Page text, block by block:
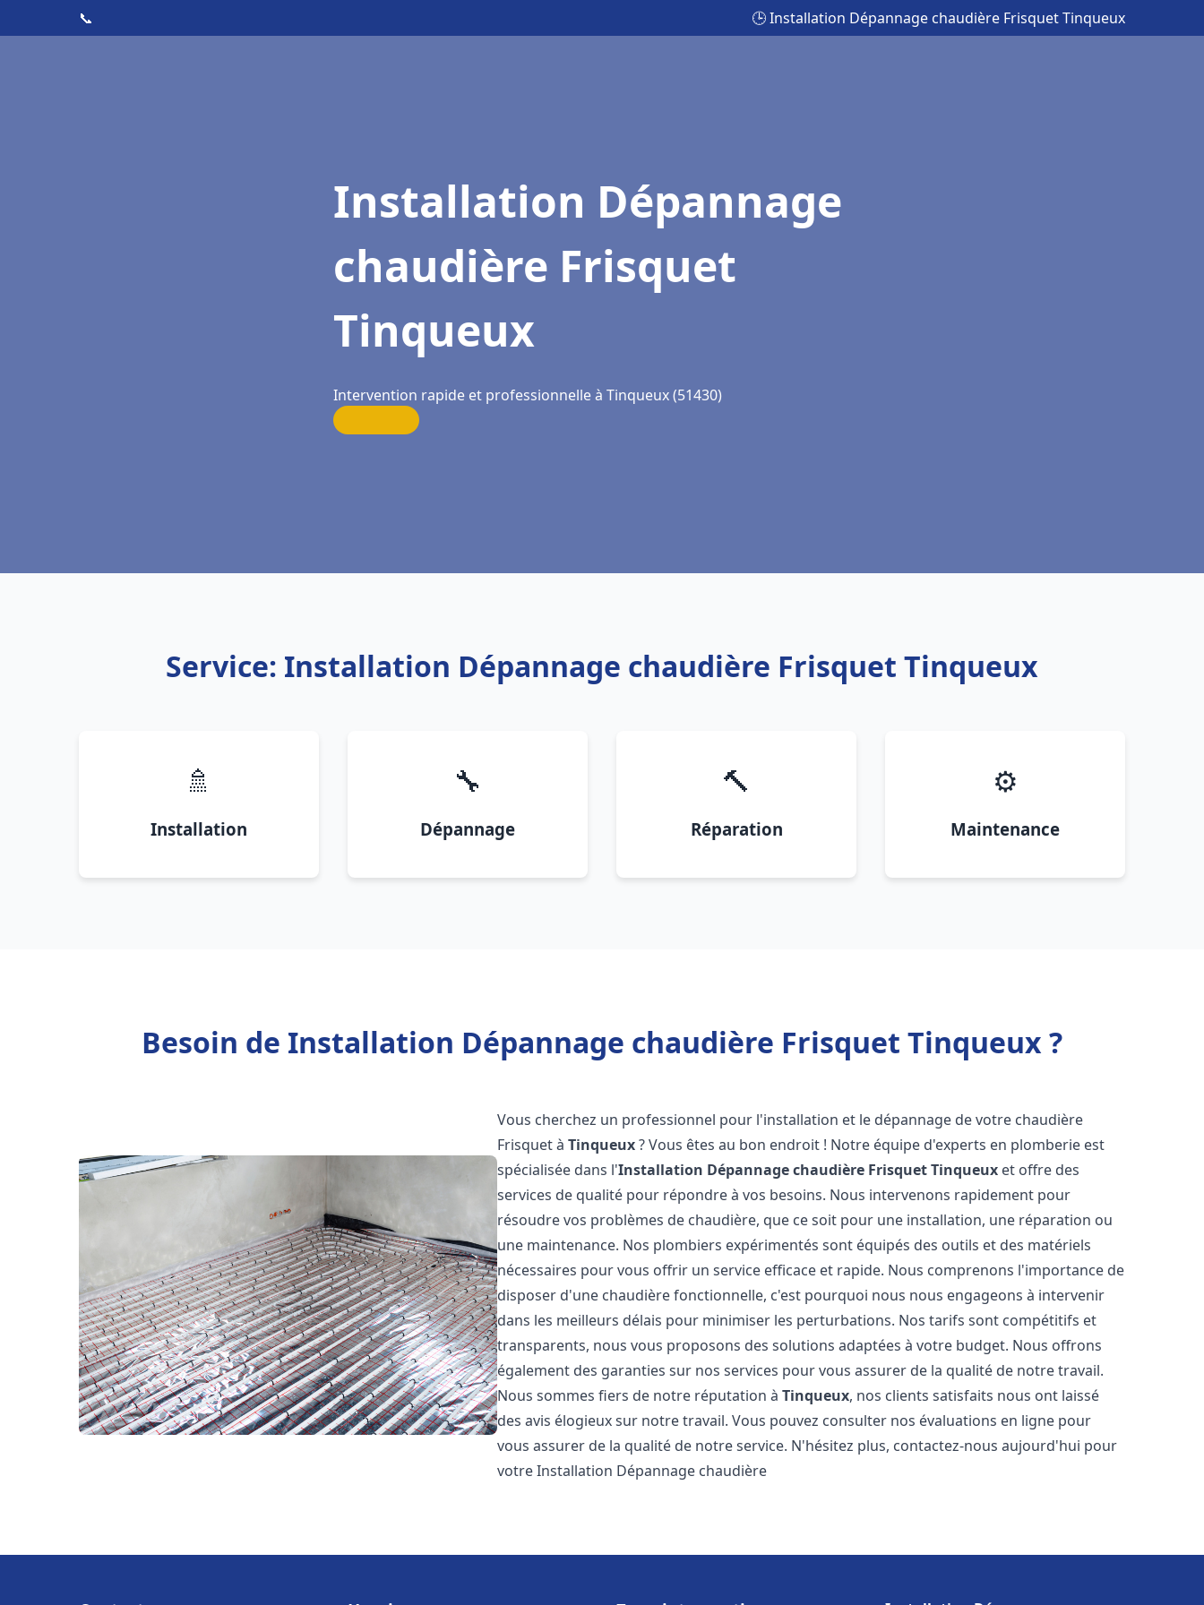
📞 🕒 Installation Dépannage chaudière Frisquet Tinqueux
Installation Dépannage
chaudière Frisquet
Tinqueux
Intervention rapide et professionnelle à Tinqueux (51430)
Service: Installation Dépannage chaudière Frisquet Tinqueux
🚿
Installation
🔧
Dépannage
🔨
Réparation
⚙️
Maintenance
Besoin de Installation Dépannage chaudière Frisquet Tinqueux ?
Vous cherchez un professionnel pour l'installation et le dépannage de votre chaudière
Frisquet àTinqueux? Vous êtes au bon endroit ! Notre équipe d'experts en plomberie est
spécialisée dans l'Installation Dépannage chaudière FrisquetTinqueux et offre des
services de qualité pour répondre à vos besoins. Nous intervenons rapidement pour
résoudre vos problèmes de chaudière, que ce soit pour une installation, une réparation ou
une maintenance. Nos plombiers expérimentés sont équipés des outils et des matériels
nécessaires pour vous offrir un service efficace et rapide. Nous comprenons l'importance de
disposer d'une chaudière fonctionnelle, c'est pourquoi nous nous engageons à intervenir
dans les meilleurs délais pour minimiser les perturbations. Nos tarifs sont compétitifs et
transparents, nous vous proposons des solutions adaptées à votre budget. Nous offrons
également des garanties sur nos services pour vous assurer de la qualité de notre travail.
Nous sommes fiers de notre réputation àTinqueux, nos clients satisfaits nous ont laissé
des avis élogieux sur notre travail. Vous pouvez consulter nos évaluations en ligne pour
vous assurer de la qualité de notre service. N'hésitez plus, contactez-nous aujourd'hui pour
votre Installation Dépannage chaudière